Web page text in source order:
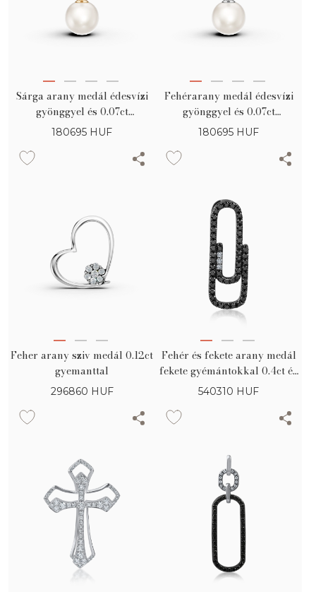
Sárga arany medál édesvízi
gyönggyel és 0.07ct
gyémántokkal
180695 HUF
Fehérarany medál édesvízi
gyönggyel és 0.07ct
gyémántokkal
180695 HUF
Feher arany sziv medál 0.12ct
gyemanttal
296860 HUF
Fehér és fekete arany medál
fekete gyémántokkal 0.4ct és
tiszta gyémántokkal 0.02ct
540310 HUF